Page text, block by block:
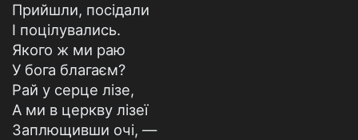
Прийшли, посідали
І поцілувались.
Якого ж ми раю
У бога благаєм?
Рай у серце лізе,
А ми в церкву лізеї
Заплющивши очі, —